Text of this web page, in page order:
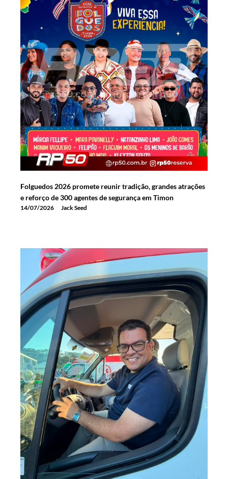
Folguedos 2026 promete reunir tradição, grandes atrações
e reforço de 300 agentes de segurança em Timon
14/07/2026 Jack Seed